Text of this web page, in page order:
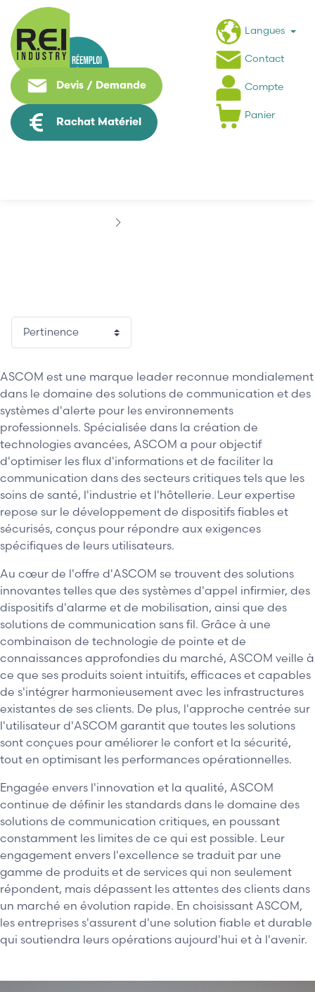
Devis / Demande
Rachat Matériel
Langues
Contact
Compte
Panier
ASCOM est une marque leader reconnue mondialement
dans le domaine des solutions de communication et des
systèmes d'alerte pour les environnements
professionnels. Spécialisée dans la création de
technologies avancées, ASCOM a pour objectif
d'optimiser les flux d'informations et de faciliter la
communication dans des secteurs critiques tels que les
soins de santé, l'industrie et l'hôtellerie. Leur expertise
repose sur le développement de dispositifs fiables et
sécurisés, conçus pour répondre aux exigences
spécifiques de leurs utilisateurs.
Au cœur de l'offre d'ASCOM se trouvent des solutions
innovantes telles que des systèmes d'appel infirmier, des
dispositifs d'alarme et de mobilisation, ainsi que des
solutions de communication sans fil. Grâce à une
combinaison de technologie de pointe et de
connaissances approfondies du marché, ASCOM veille à
ce que ses produits soient intuitifs, efficaces et capables
de s'intégrer harmonieusement avec les infrastructures
existantes de ses clients. De plus, l'approche centrée sur
l'utilisateur d'ASCOM garantit que toutes les solutions
sont conçues pour améliorer le confort et la sécurité,
tout en optimisant les performances opérationnelles.
Engagée envers l'innovation et la qualité, ASCOM
continue de définir les standards dans le domaine des
solutions de communication critiques, en poussant
constamment les limites de ce qui est possible. Leur
engagement envers l'excellence se traduit par une
gamme de produits et de services qui non seulement
répondent, mais dépassent les attentes des clients dans
un marché en évolution rapide. En choisissant ASCOM,
les entreprises s'assurent d'une solution fiable et durable
qui soutiendra leurs opérations aujourd'hui et à l'avenir.